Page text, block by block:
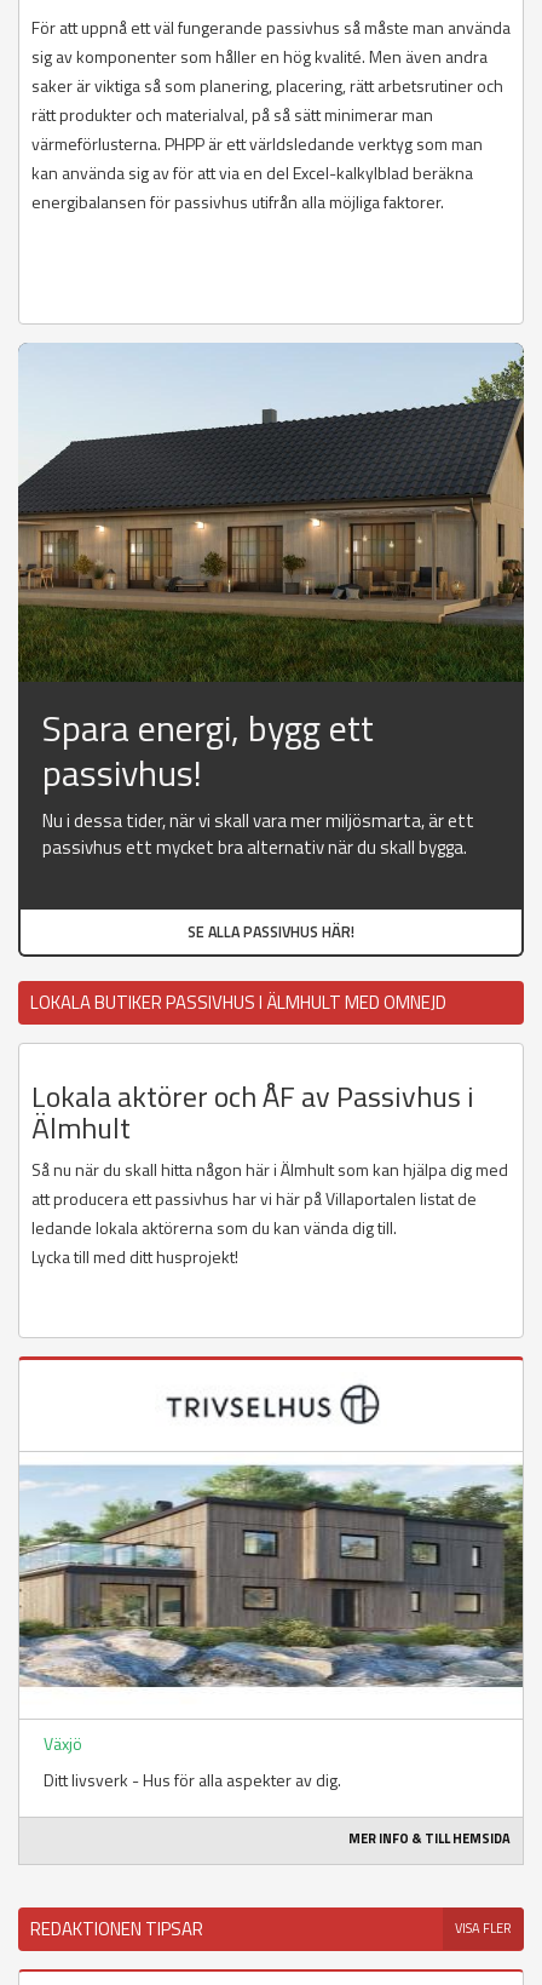
För att uppnå ett väl fungerande passivhus så måste man använda
sig av komponenter som håller en hög kvalité. Men även andra
saker är viktiga så som planering, placering, rätt arbetsrutiner och
rätt produkter och materialval, på så sätt minimerar man
värmeförlusterna. PHPP är ett världsledande verktyg som man
kan använda sig av för att via en del Excel-kalkylblad beräkna
energibalansen för passivhus utifrån alla möjliga faktorer.
Spara energi, bygg ett
passivhus!
Nu i dessa tider, när vi skall vara mer miljösmarta, är ett
passivhus ett mycket bra alternativ när du skall bygga.
SE ALLA PASSIVHUS HÄR!
LOKALA BUTIKER PASSIVHUS I ÄLMHULT MED OMNEJD
Lokala aktörer och ÅF av Passivhus i
Älmhult
Så nu när du skall hitta någon här i Älmhult som kan hjälpa dig med
att producera ett passivhus har vi här på Villaportalen listat de
ledande lokala aktörerna som du kan vända dig till.
Lycka till med ditt husprojekt!
Växjö
Ditt livsverk - Hus för alla aspekter av dig.
MER INFO & TILL HEMSIDA
REDAKTIONEN TIPSAR VISA FLER